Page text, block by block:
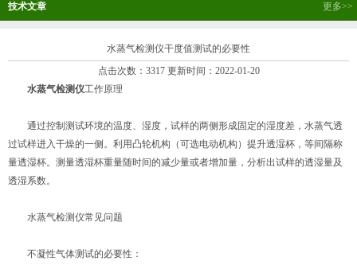
技术文章 更多>>
水蒸气检测仪干度值测试的必要性
点击次数：3317 更新时间：2022-01-20
水蒸气检测仪工作原理
通过控制测试环境的温度、湿度，试样的两侧形成固定的湿度差，水蒸气透
过试样进入干燥的一侧。利用凸轮机构（可选电动机构）提升透湿杯，等间隔称
量透湿杯。测量透湿杯重量随时间的减少量或者增加量，分析出试样的透湿量及
透湿系数。
水蒸气检测仪常见问题
不凝性气体测试的必要性：